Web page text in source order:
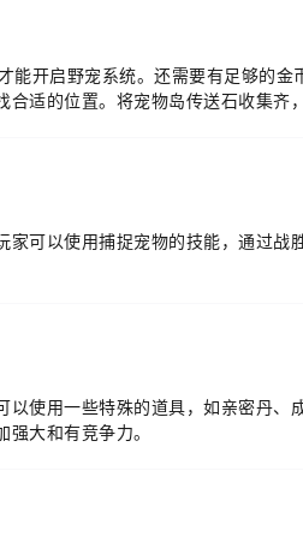
开启野宠系统。还需要有足够的
适的位置。将宠物岛传送石收集齐
可以使用捕捉宠物的技能，通过战
使用一些特殊的道具，如亲密丹、
大和有竞争力。